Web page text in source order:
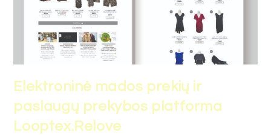
Elektroninė mados prekių ir
paslaugų prekybos platforma
Looptex.Relove